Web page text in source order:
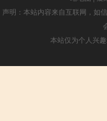
声明：本站内容来自互联网，如
本站仅为个人兴